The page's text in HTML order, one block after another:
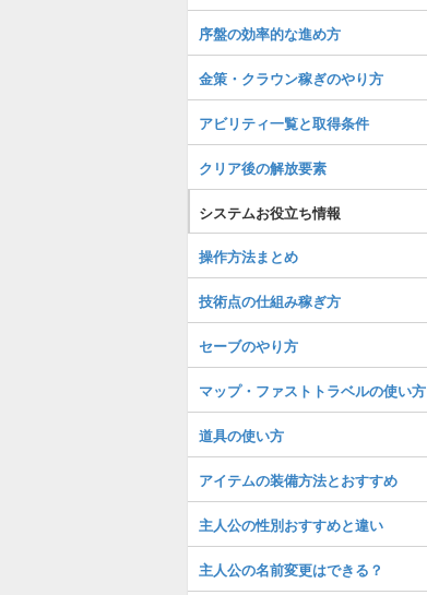
序盤の効率的な進め方
金策・クラウン稼ぎのやり方
アビリティ一覧と取得条件
クリア後の解放要素
システムお役立ち情報
操作方法まとめ
技術点の仕組み稼ぎ方
セーブのやり方
マップ・ファストトラベルの使い方
道具の使い方
アイテムの装備方法とおすすめ
主人公の性別おすすめと違い
主人公の名前変更はできる？